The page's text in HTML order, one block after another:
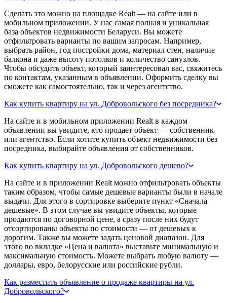
Сделать это можно на площадке Realt — на сайте или в
мобильном приложении. У нас самая полная и уникальная
база объектов недвижимости Беларуси. Вы можете
отфильтровать варианты по вашим запросам. Например,
выбрать район, год постройки дома, материал стен, наличие
балкона и даже высоту потолков и количество санузлов.
Чтобы обсудить объект, который заинтересовал вас, свяжитесь
по контактам, указанным в объявлении. Оформить сделку вы
сможете как самостоятельно, так и через агентство.
Как купить квартиру на ул. Добровольского без посредника?
На сайте и в мобильном приложении Realt в каждом
объявлении вы увидите, кто продает объект — собственник
или агентство. Если хотите купить объект недвижимости без
посредника, выбирайте объявления от собственников.
Как купить квартиру на ул. Добровольского дешево?
На сайте и в приложении Realt можно отфильтровать объекты
таким образом, чтобы самые дешевые варианты были в начале
выдачи. Для этого в сортировке выберите пункт «Сначала
дешевые». В этом случае вы увидите объекты, которые
продаются по договорной цене, а сразу после них будут
отсортированы объекты по стоимости — от дешевых к
дорогим. Также вы можете задать ценовой диапазон. Для
этого во вкладке «Цена и валюта» выставьте минимальную и
максимальную стоимость. Можете выбрать любую валюту —
доллары, евро, белорусские или российские рубли.
Как разместить объявление о продаже квартиры на ул.
Добровольского?